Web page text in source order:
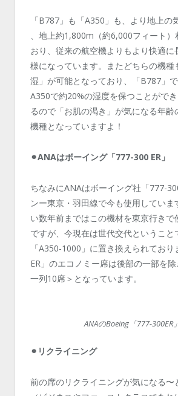
「B787」も「A350」も、より地上の
、地上約1,800m（約6,000フィート
おり、従来の航空機よりもより快適に
様になっています。またどちらの機種
湿」が可能となっており、「B787」で
A350で約20%の湿度を保つことがで
るので「お肌の渇き」が気になる年齢
機種となっていますよ！
⚫︎ANAはボーイング「777-300 ER」
ちなみにANAはボーイング社「777-
ンー東京・羽田線で今も使用していま
い数年前まではこの機材を東京行きで
ですが、今現在は世代交代ということ
「A350-1000」に置き換えられてお
ER」のエコノミー席は後部の一部を
一列10席＞となっています。
ANAのBoeing「777-300ER」
⚫︎リクライニング
前の席のリクライニングが気になる〜